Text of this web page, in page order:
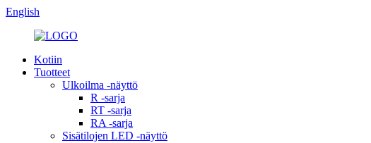
English
Kotiin
Tuotteet
Ulkoilma -näyttö
R -sarja
RT -sarja
RA -sarja
Sisätilojen LED -näyttö